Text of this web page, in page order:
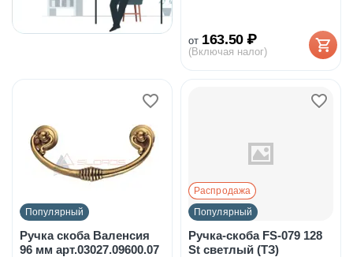
от 163.50 ₽
(Включая налог)
Популярный
Ручка скоба Валенсия
96 мм арт.03027.09600.07
Распродажа
Популярный
Ручка-скоба FS-079 128
St светлый (ТЗ)